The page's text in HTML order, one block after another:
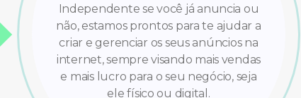
Independente se você já anuncia ou
não, estamos prontos para te ajudar a
criar e gerenciar os seus anúncios na
internet, sempre visando mais vendas
e mais lucro para o seu negócio, seja
ele físico ou digital.